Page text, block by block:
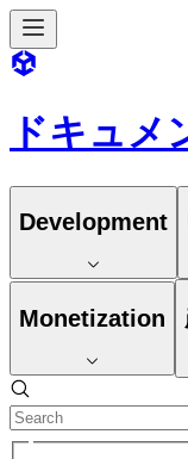
ドキュメ
Development
Monetization